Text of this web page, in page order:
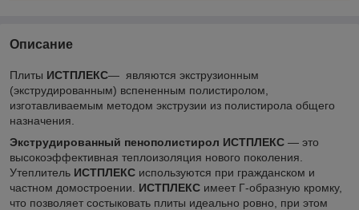
Описание
Плиты ИСТПЛЕКС— являются экструзионным
(экструдированным) вспененным полистиролом,
изготавливаемым методом экструзии из полистирола общего
назначения.
Экструдированный пенополистирол ИСТПЛЕКС — это
высокоэффективная теплоизоляция нового поколения.
Утеплитель ИСТПЛЕКС используются при гражданском и
частном домостроении. ИСТПЛЕКС имеет Г-образную кромку,
что позволяет состыковать плиты идеально ровно, при этом